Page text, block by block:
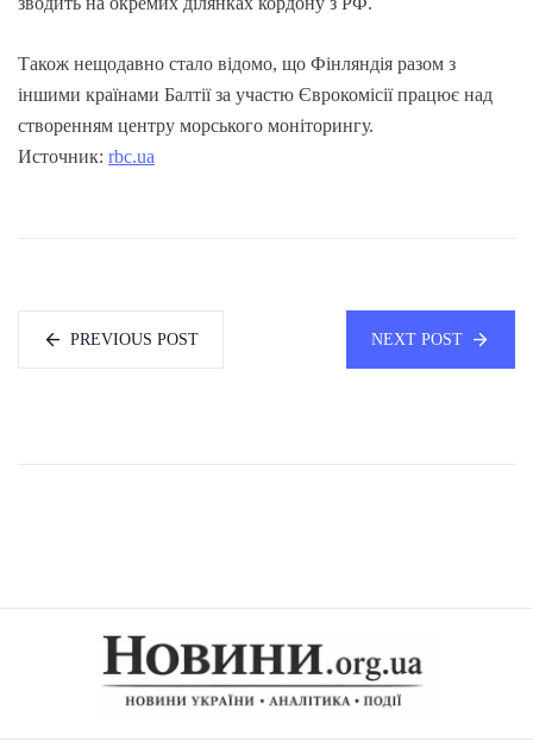
Також нещодавно стало відомо, що Фінляндія разом з
іншими країнами Балтії за участю Єврокомісії працює над
створенням центру морського моніторингу.
Источник: rbc.ua
PREVIOUS POST NEXT POST